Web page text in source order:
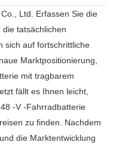
Ltd. Erfassen Sie die
tatsächlichen
sich auf fortschrittliche
Marktpositionierung,
mit tragbarem
fällt es Ihnen leicht,
-V -Fahrradbatterie
zu finden. Nachdem
die Marktentwicklung